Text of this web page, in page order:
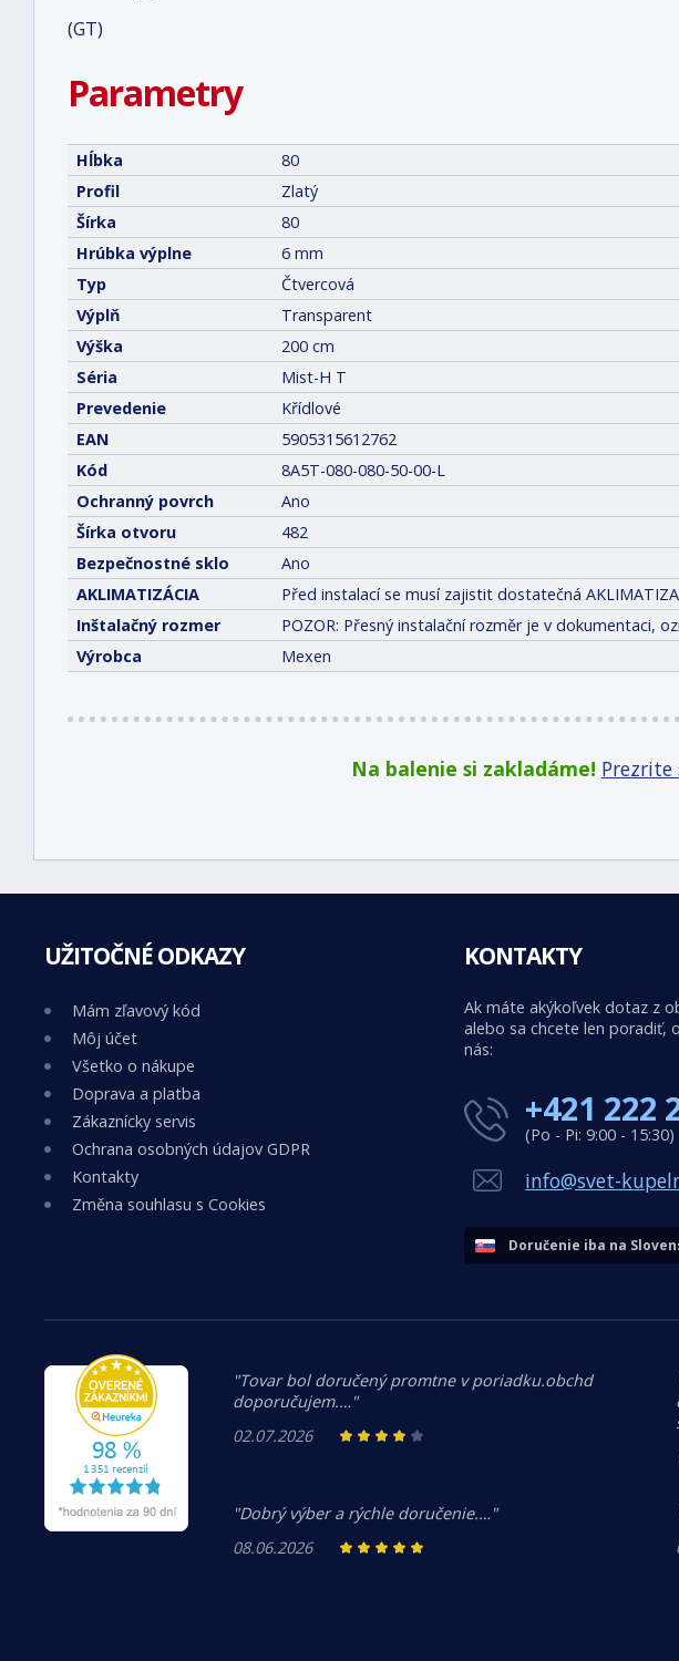
(GT)
Parametry
Hĺbka
80
Profil
Zlatý
Šírka
80
Hrúbka výplne
6 mm
Typ
Čtvercová
Výplň
Transparent
Výška
200 cm
Séria
Mist-H T
Prevedenie
Křídlové
EAN
5905315612762
Kód
8A5T-080-080-50-00-L
Ochranný povrch
Ano
Šírka otvoru
482
Bezpečnostné sklo
Ano
AKLIMATIZÁCIA
Před instalací se musí zajistit dostatečná
Inštalačný rozmer
POZOR: Přesný instalační rozměr je v dokumentaci,
Výrobca
Mexen
Na balenie si zakladáme! Prezrite
UŽITOČNÉ ODKAZY
Mám zľavový kód
Môj účet
Všetko o nákupe
Doprava a platba
Zákaznícky servis
Ochrana osobných údajov GDPR
Kontakty
Změna souhlasu s Cookies
KONTAKTY
Ak máte akýkoľvek dotaz z
alebo sa chcete len poradiť,
nás:
+421 222
(Po - Pi: 9:00 - 15:30)
info@svet-
Doručenie iba na
"Tovar bol doručený promtne v poriadku.obchd
doporučujem.…"
02.07.2026
"Dobrý výber a rýchle doručenie.…"
08.06.2026